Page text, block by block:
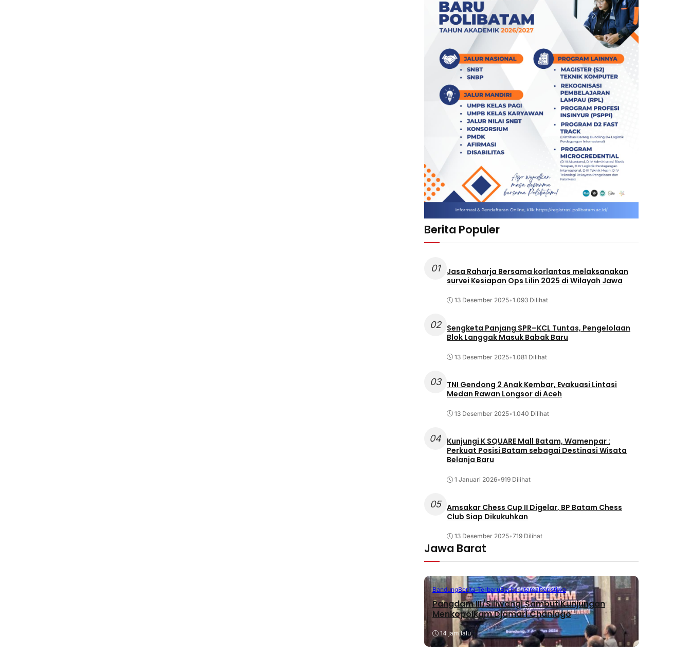
Berita Populer
01
Jasa Raharja Bersama korlantas melaksanakan
survei Kesiapan Ops Lilin 2025 di Wilayah Jawa
13 Desember 2025•1.093 Dilihat
02
Sengketa Panjang SPR–KCL Tuntas, Pengelolaan
Blok Langgak Masuk Babak Baru
13 Desember 2025•1.081 Dilihat
03
TNI Gendong 2 Anak Kembar, Evakuasi Lintasi
Medan Rawan Longsor di Aceh
13 Desember 2025•1.040 Dilihat
04 Kunjungi K SQUARE Mall Batam, Wamenpar :
Perkuat Posisi Batam sebagai Destinasi Wisata
Belanja Baru
1 Januari 2026•919 Dilihat
05 Amsakar Chess Cup II Digelar, BP Batam Chess
Club Siap Dikukuhkan
13 Desember 2025•719 Dilihat
Jawa Barat
BandungBerita TerbaruBerita UtamaPeristiwa
Pangdam III/Siliwangi Sambut Kunjungan
Menkopolkam Djamari Chaniago
14 jam lalu